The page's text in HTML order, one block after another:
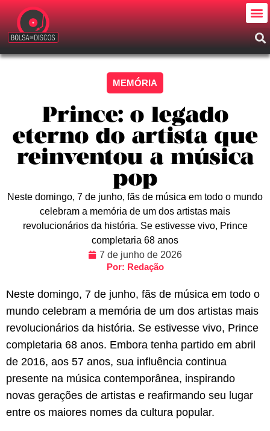
MEMÓRIA
Prince: o legado
eterno do artista que
reinventou a música
pop
Neste domingo, 7 de junho, fãs de música em todo o mundo
celebram a memória de um dos artistas mais
revolucionários da história. Se estivesse vivo, Prince
completaria 68 anos
7 de junho de 2026
Por: Redação
Neste domingo, 7 de junho, fãs de música em todo o
mundo celebram a memória de um dos artistas mais
revolucionários da história. Se estivesse vivo, Prince
completaria 68 anos. Embora tenha partido em abril
de 2016, aos 57 anos, sua influência continua
presente na música contemporânea, inspirando
novas gerações de artistas e reafirmando seu lugar
entre os maiores nomes da cultura popular.